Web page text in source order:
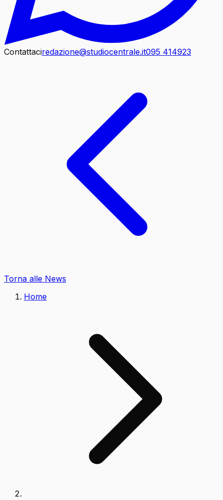
Contattaciredazione@studiocentrale.it095 414923
Torna alle News
Home